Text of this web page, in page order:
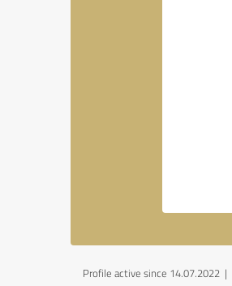
Profile active since 14.07.2022 |